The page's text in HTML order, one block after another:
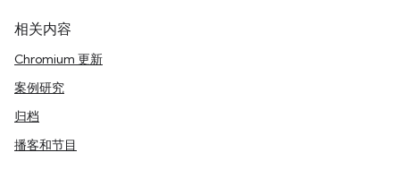
相关内容
Chromium 更新
案例研究
归档
播客和节目